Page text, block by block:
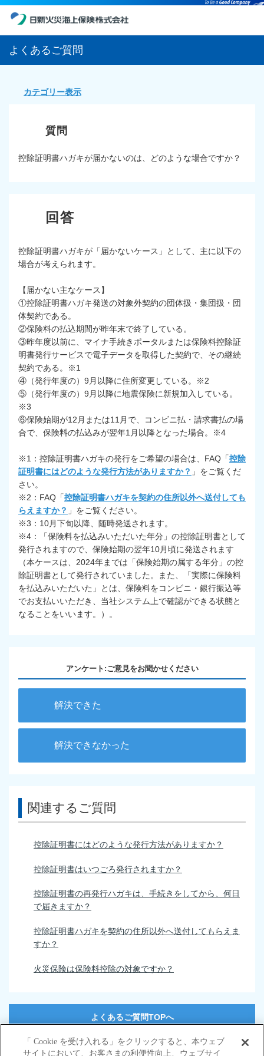
よくあるご質問
カテゴリー表示
控除証明書ハガキが届かないのは、どのような場合ですか？
控除証明書ハガキが「届かないケース」として、主に以下の
場合が考えられます。
【届かない主なケース】
①控除証明書ハガキ発送の対象外契約の団体扱・集団扱・団
体契約である。
②保険料の払込期間が昨年末で終了している。
③昨年度以前に、マイナ手続きポータルまたは保険料控除証
明書発行サービスで電子データを取得した契約で、その継続
契約である。※1
④（発行年度の）9月以降に住所変更している。※2
⑤（発行年度の）9月以降に地震保険に新規加入している。
※3
⑥保険始期が12月または11月で、コンビニ払・請求書払の場
合で、保険料の払込みが翌年1月以降となった場合。※4
※1：控除証明書ハガキの発行をご希望の場合は、FAQ「控除
証明書にはどのような発行方法がありますか？ 」をご覧くだ
さい。
※2：FAQ「控除証明書ハガキを契約の住所以外へ送付しても
らえますか？ 」をご覧ください。
※3：10月下旬以降、随時発送されます。
※4：「保険料を払込みいただいた年分」の控除証明書として
発行されますので、保険始期の翌年10月頃に発送されます
（本ケースは、2024年までは「保険始期の属する年分」の控
除証明書として発行されていました。また、「実際に保険料
を払込みいただいた」とは、保険料をコンビニ・銀行振込等
でお支払いいただき、当社システム上で確認ができる状態と
なることをいいます。）。
アンケート:ご意見をお聞かせください
解決できた
解決できなかった
関連するご質問
控除証明書にはどのような発行方法がありますか？
控除証明書はいつごろ発行されますか？
控除証明書の再発行ハガキは、手続きをしてから、何日
で届きますか？
控除証明書ハガキを契約の住所以外へ送付してもらえま
すか？
火災保険は保険料控除の対象ですか？
よくあるご質問TOPへ
「 Cookie を受け入れる」をクリックすると、本ウェブ
サイトにおいて、お客さまの利便性向上、ウェブサイ